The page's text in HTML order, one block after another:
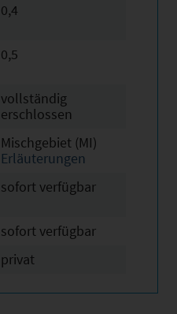
0,4
0,5
vollständig
erschlossen
Mischgebiet (MI)
Erläuterungen
sofort verfügbar
sofort verfügbar
privat